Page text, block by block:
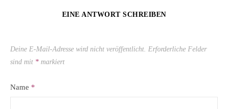
EINE ANTWORT SCHREIBEN
Deine E-Mail-Adresse wird nicht veröffentlicht. Erforderliche Felder
sind mit * markiert
Name *